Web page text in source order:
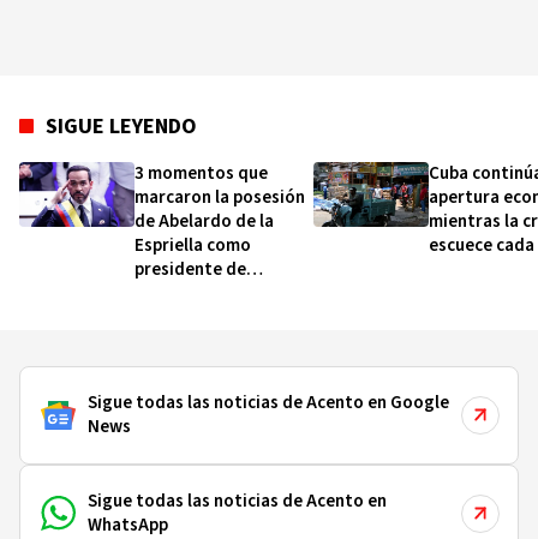
SIGUE LEYENDO
3 momentos que
marcaron la posesión
de Abelardo de la
Espriella como
presidente de
Cuba
apertura
mientras la
escuece
Sigue todas las noticias de Acento en Google
News
Sigue todas las noticias de Acento en
WhatsApp